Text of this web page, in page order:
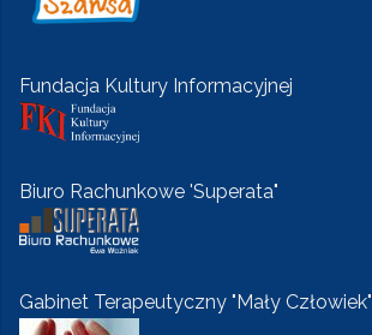
Fundacja Kultury Informacyjnej
Biuro Rachunkowe 'Superata"
Gabinet Terapeutyczny "Mały Człowiek"